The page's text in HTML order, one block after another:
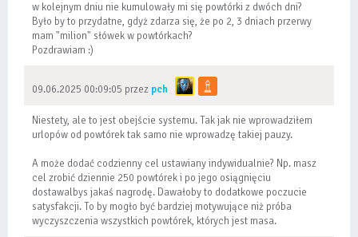
w kolejnym dniu nie kumulowały mi się powtórki z dwóch dni?
Było by to przydatne, gdyż zdarza się, że po 2, 3 dniach przerwy
mam "milion" słówek w powtórkach?
Pozdrawiam :)
09.06.2025 00:09:05 przez pch
Niestety, ale to jest obejście systemu. Tak jak nie wprowadziłem
urlopów od powtórek tak samo nie wprowadzę takiej pauzy.
A może dodać codzienny cel ustawiany indywidualnie? Np. masz
cel zrobić dziennie 250 powtórek i po jego osiągnięciu
dostawalbys jakaś nagrodę. Dawałoby to dodatkowe poczucie
satysfakcji. To by mogło być bardziej motywujące niż próba
wyczyszczenia wszystkich powtórek, których jest masa.